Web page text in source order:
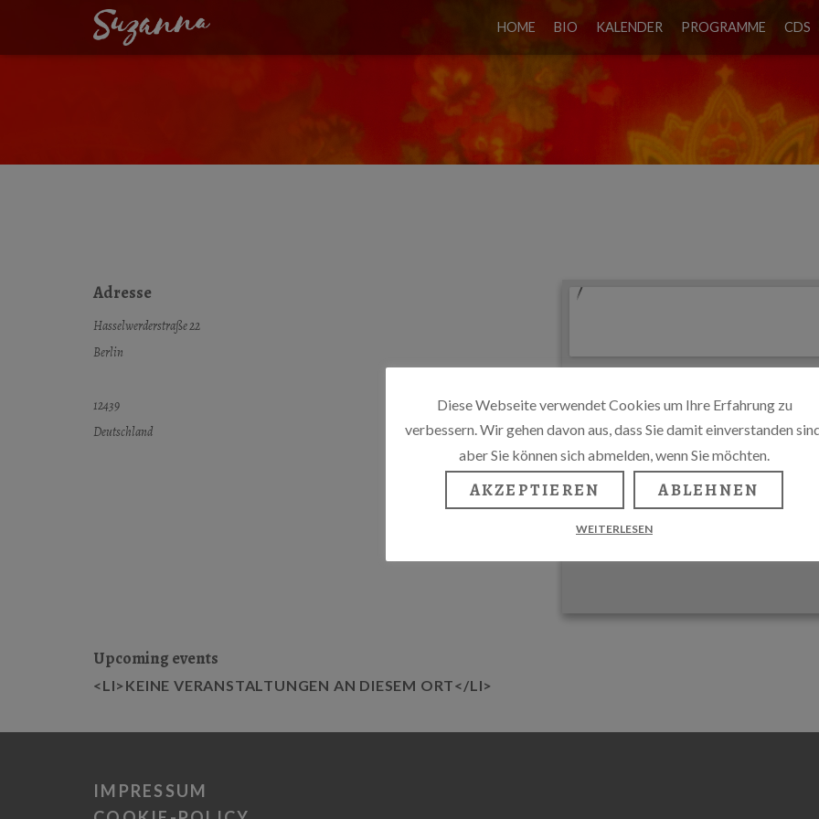
HOME BIO KALENDER PROGRAMME CDS
Adresse
Hasselwerderstraße 22
Berlin
12439
Deutschland
Upcoming events
<LI>KEINE VERANSTALTUNGEN AN DIESEM ORT</LI>
IMPRESSUM
Diese Webseite verwendet Cookies um Ihre Erfahrung zu
verbessern. Wir gehen davon aus, dass Sie damit einverstanden
aber Sie können sich abmelden, wenn Sie möchten.
AKZEPTIEREN ABLEHNEN
WEITERLESEN